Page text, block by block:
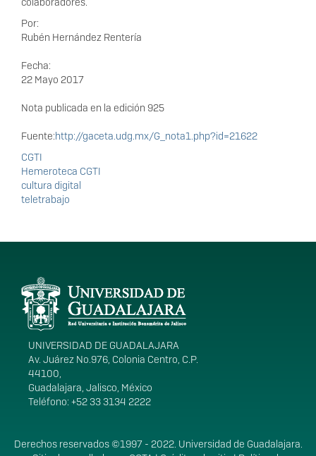
Por:
Rubén Hernández Rentería
Fecha:
22 Mayo 2017
Nota publicada en la edición 925
Fuente:http://gaceta.udg.mx/G_nota1.php?id=21622
CGTI
Hemeroteca CGTI
cultura digital
teletrabajo
Información del
portal
UNIVERSIDAD DE GUADALAJARA
Av. Juárez No.976, Colonia Centro, C.P.
44100,
Guadalajara, Jalisco, México
Teléfono: +52 33 3134 2222
Derechos
Derechos reservados ©1997 - 2022. Universidad de Guadalajara.